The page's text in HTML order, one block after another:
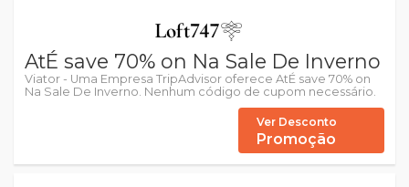
AtÉ save 70% on Na Sale De Inverno
Viator - Uma Empresa TripAdvisor oferece AtÉ save 70% on
Na Sale De Inverno. Nenhum código de cupom necessário.
Ver Desconto
Promoção